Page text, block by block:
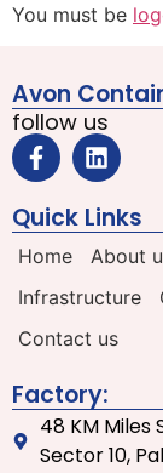
You must be
Avon
follow us
Quick Links
Home About
Infrastructure
Contact us
Factory:
48 KM Miles
Sector 10,